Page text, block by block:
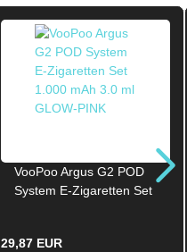
VooPoo Argus G2 POD
System E-Zigaretten Set
29,87 EUR